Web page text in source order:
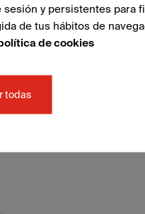
sesión y persistentes para
de tus hábitos de
de cookies
todas